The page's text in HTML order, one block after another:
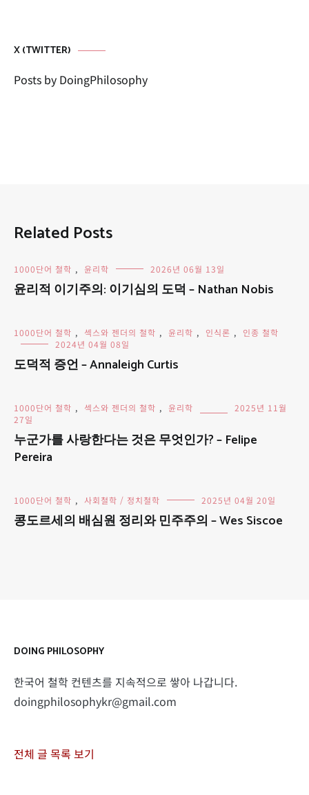
X (TWITTER)
Posts by DoingPhilosophy
Related Posts
1000단어 철학 , 윤리학 2026년 06월 13일
윤리적 이기주의: 이기심의 도덕 – Nathan Nobis
1000단어 철학 , 섹스와 젠더의 철학 , 윤리학 , 인식론 ,
인종 철학
2024년 04월 08일
도덕적 증언 – Annaleigh Curtis
1000단어 철학 , 섹스와 젠더의 철학 , 윤리학
2025년 11월
27일
누군가를 사랑한다는 것은 무엇인가? – Felipe
Pereira
1000단어 철학 , 사회철학 / 정치철학 2025년 04월 20일
콩도르세의 배심원 정리와 민주주의 – Wes Siscoe
DOING PHILOSOPHY
한국어 철학 컨텐츠를 지속적으로 쌓아 나갑니다.
doingphilosophykr@gmail.com
전체 글 목록 보기